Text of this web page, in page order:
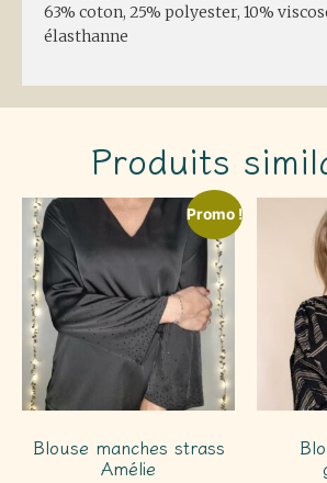
63% coton, 25% polyester, 10%
élasthanne
Produits
Promo !
Blouse manches strass
Amélie